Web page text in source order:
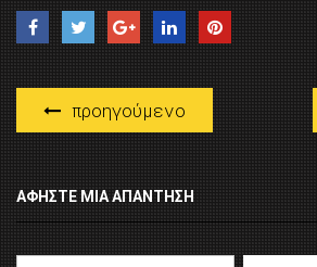
προηγούμενο
ΑΦΉΣΤΕ ΜΙΑ ΑΠΆΝΤΗΣΗ